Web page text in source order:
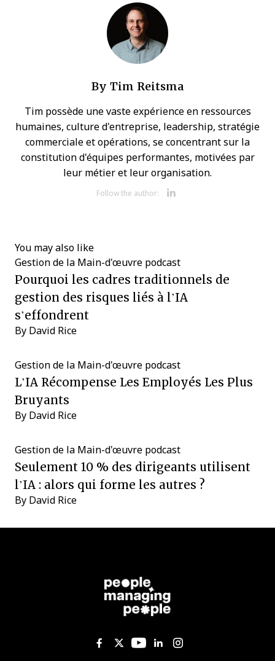
By Tim Reitsma
Tim possède une vaste expérience en ressources
humaines, culture d'entreprise, leadership, stratégie
commerciale et opérations, se concentrant sur la
constitution d'équipes performantes, motivées par
leur métier et leur organisation.
Follow the author:
You may also like
Gestion de la Main-d'œuvre podcast
Pourquoi les cadres traditionnels de
gestion des risques liés à l’IA
s’effondrent
By David Rice
Gestion de la Main-d'œuvre podcast
L’IA Récompense Les Employés Les Plus
Bruyants
By David Rice
Gestion de la Main-d'œuvre podcast
Seulement 10 % des dirigeants utilisent
l’IA : alors qui forme les autres ?
By David Rice
Like us on Facebook
Follow us on Twitter
Follow us on
Add us on
Follow us on